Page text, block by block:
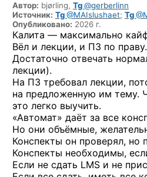
Автор: bjørling, Tg@gerberlinn
Источник: Tg@MAIslushaet; Tg
Опубликовано: 2026 г.
Калита — максимально
Вёл и лекции, и ПЗ по праву.
Достаточно отвечать
лекции).
На ПЗ требовал лекции,
на предложенную им тему.
это легко выучить.
«Автомат» даёт за все
Но они объёмные,
Конспекты он проверял, но
Конспекты необходимы,
Если не сдать LMS и не